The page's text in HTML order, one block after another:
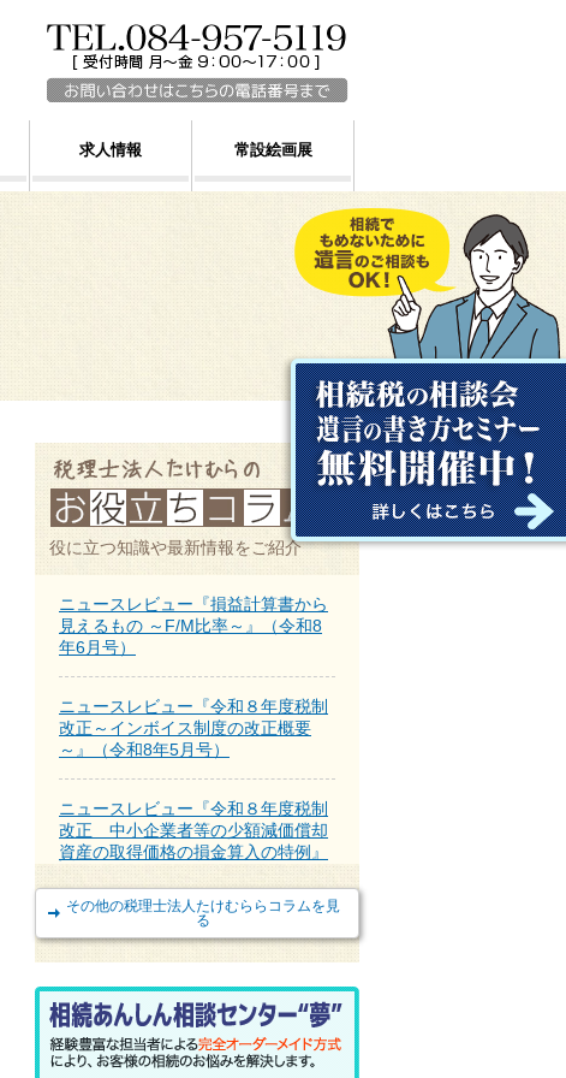
求人情報 常設絵画展
役に立つ知識や最新情報をご紹介
ニュースレビュー『損益計算書から
見えるもの ～F/M比率～』（令和8
年6月号）
ニュースレビュー『令和８年度税制
改正～インボイス制度の改正概要
～』（令和8年5月号）
ニュースレビュー『令和８年度税制
改正 中小企業者等の少額減価償却
資産の取得価格の損金算入の特例』
ニュースレビュー『所有不動産記録
証明制度が2月2日からスタート』
その他の税理士法人たけむららコラムを見
る